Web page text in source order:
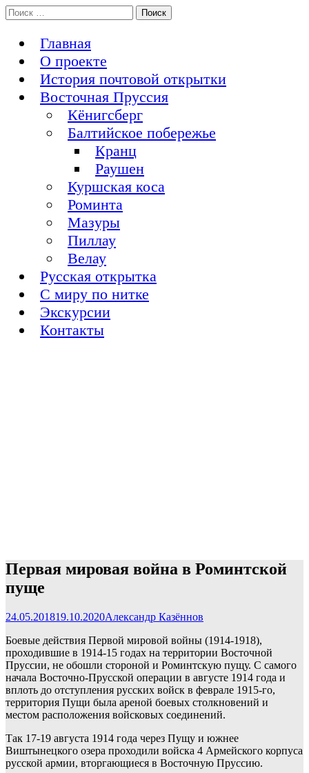
Перейти
к
История Восточной Пруссии в почтовых открытках и не
Поиск:
Главная
О проекте
История почтовой открытки
Восточная Пруссия
Кёнигсберг
Балтийское побережье
Кранц
Раушен
Куршская коса
Роминта
Мазуры
Пиллау
Велау
Русская открытка
С миру по нитке
Экскурсии
Контакты
Первая мировая война в Роминтской
пуще
24.05.201819.10.2020Александр Казённов
Боевые действия Первой мировой войны (1914-1918),
проходившие в 1914-15 годах на территории Восточной
Пруссии, не обошли стороной и Роминтскую пущу. С самого
начала Восточно-Прусской операции в августе 1914 года и
вплоть до отступления русских войск в феврале 1915-го,
территория Пущи была ареной боевых столкновений и
местом расположения войсковых соединений.
Так 17-19 августа 1914 года через Пущу и южнее
Виштынецкого озера проходили войска 4 Армейского корпуса
русской армии, вторгающиеся в Восточную Пруссию.